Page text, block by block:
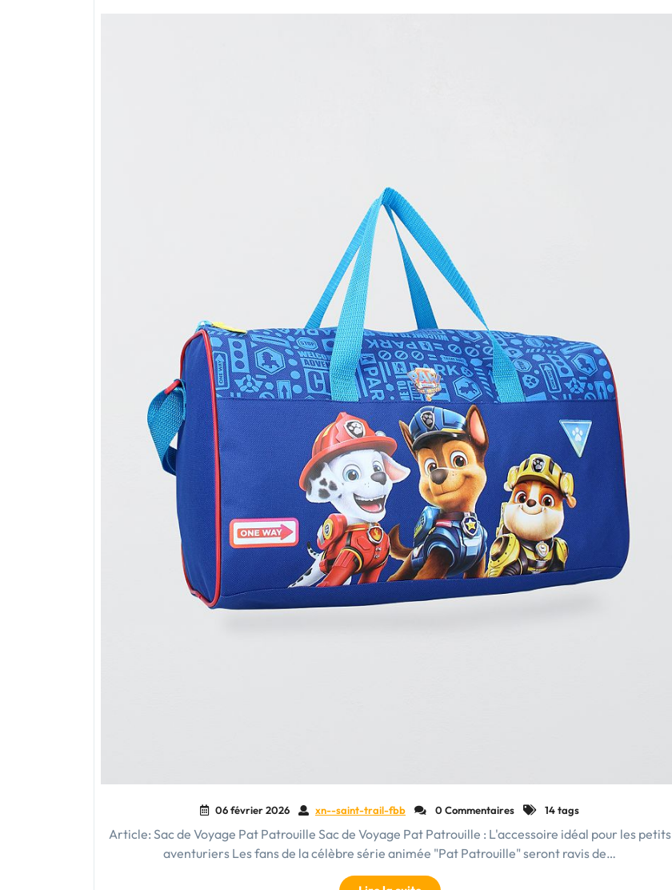
06 février 2026 xn--saint-trail-fbb 0 Commentaires 14 tags
Article: Sac de Voyage Pat Patrouille Sac de Voyage Pat Patrouille : L'accessoire idéal pour les petits
aventuriers Les fans de la célèbre série animée "Pat Patrouille" seront ravis de…